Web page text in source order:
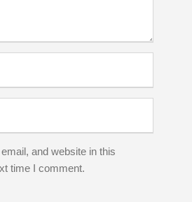
and website in this
time I comment.